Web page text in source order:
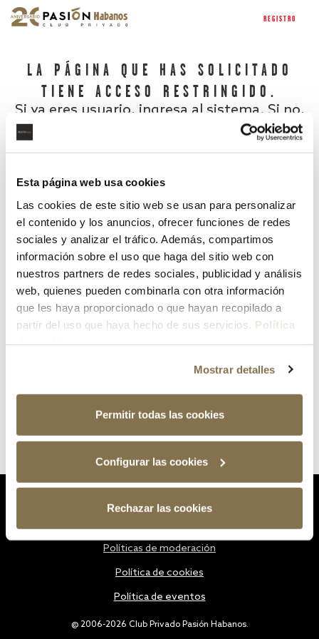
Esta página web usa cookies
Las cookies de este sitio web se usan para personalizar
el contenido y los anuncios, ofrecer funciones de redes
sociales y analizar el tráfico. Además, compartimos
información sobre el uso que haga del sitio web con
nuestros partners de redes sociales, publicidad y análisis
web, quienes pueden combinarla con otra información
que les haya proporcionado o que hayan recopilado a
partir del uso que haya hecho de sus servicios. Política
Mostrar detalles
Permitir todas las cookies
Configurar las cookies
Rechazar las cookies
REGISTRO
LA PÁGINA QUE HAS SOLICITADO
TIENE ACCESO RESTRINGIDO.
Si ya eres usuario, ingresa al sistema. Si no,
¿Has olvidado tu contraseña?
@ 2006-2026 Club Privado Pasión Habanos.
Políticas de moderación
Política de cookies
Política de eventos